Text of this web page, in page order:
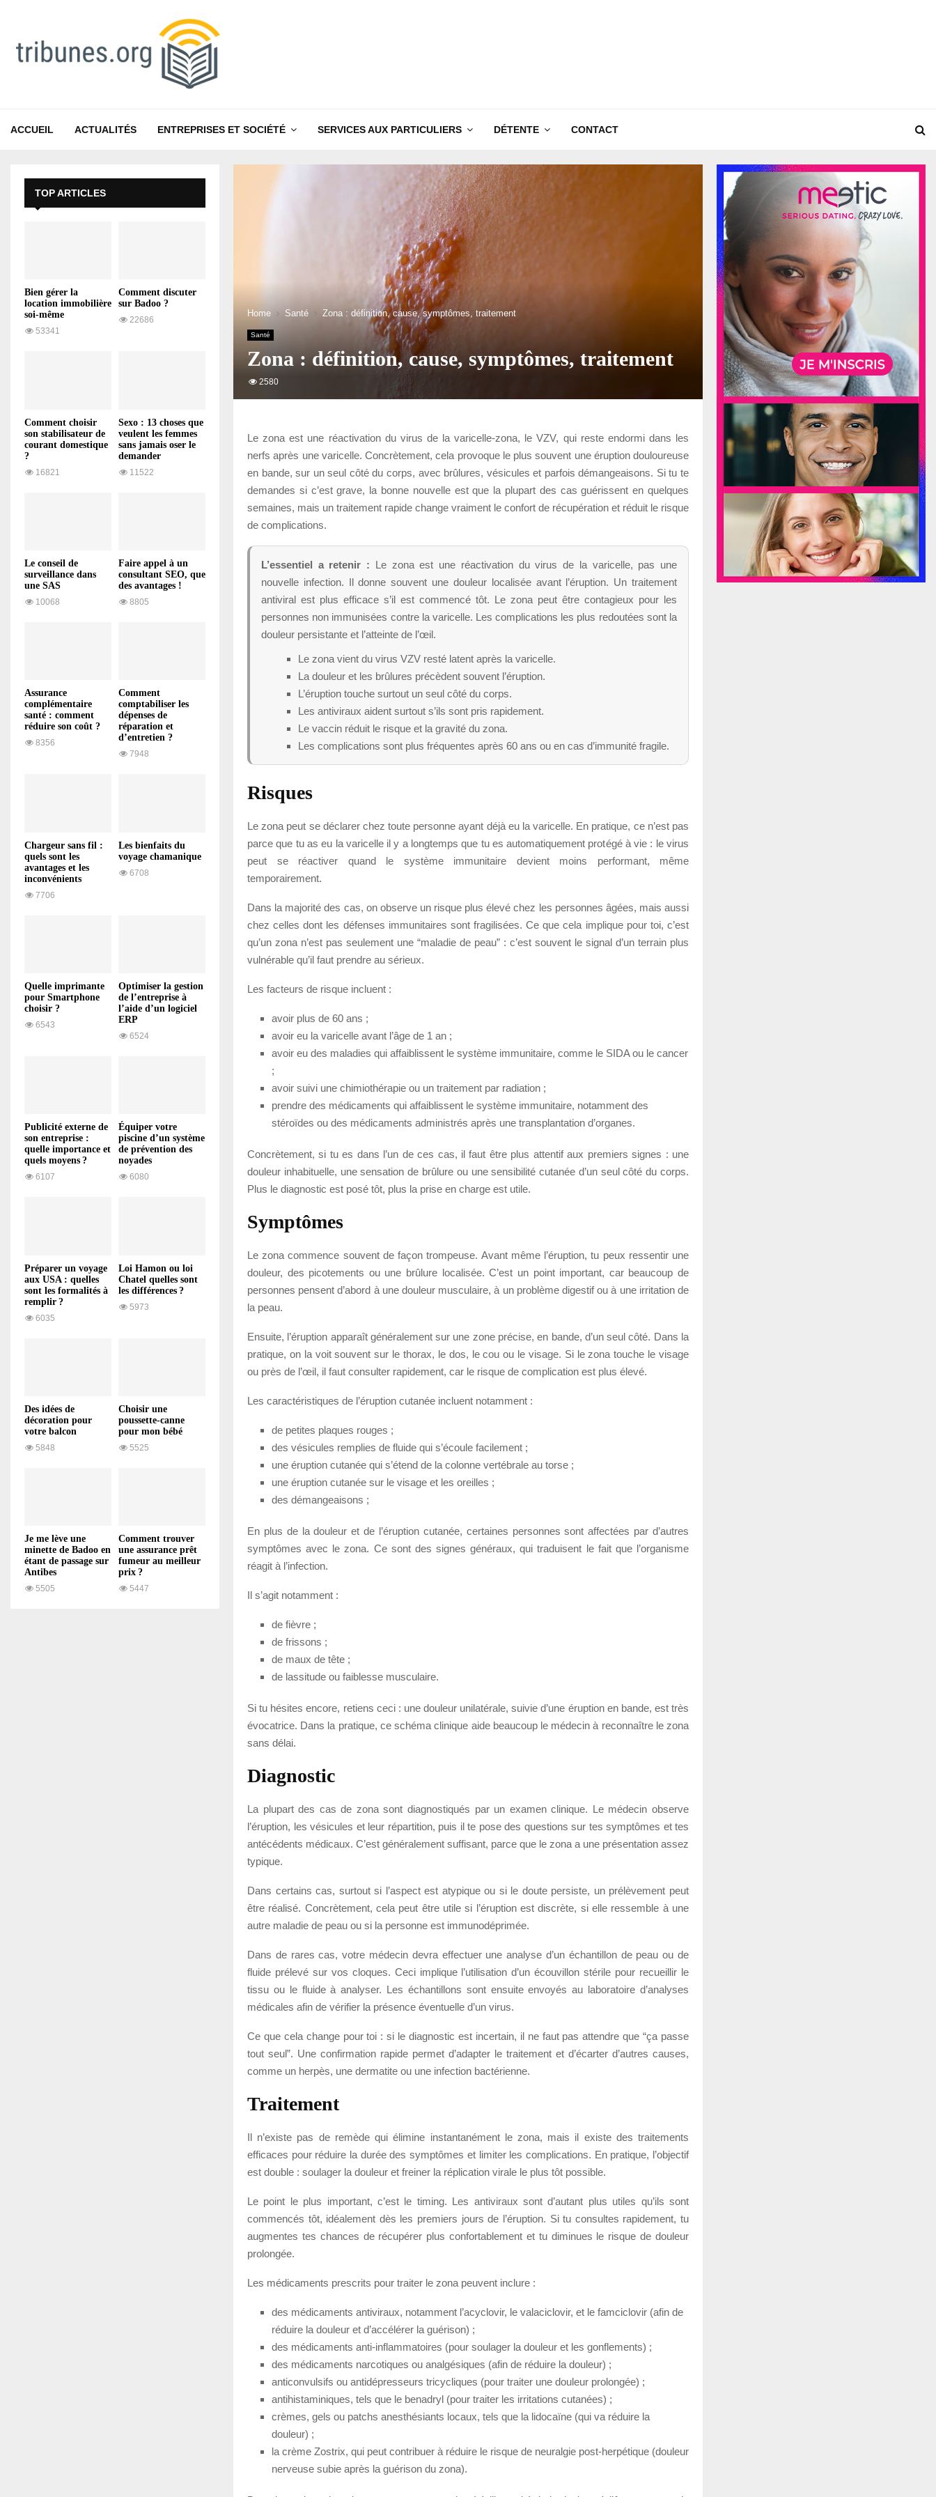
ACCUEIL ACTUALITÉS ENTREPRISES ET SOCIÉTÉ SERVICES AUX PARTICULIERS DÉTENTE CONTACT
Home Santé Zona : définition, cause, symptômes, traitement
Santé
Zona : définition, cause, symptômes, traitement
2580
Le zona est une réactivation du virus de la varicelle-zona, le VZV, qui reste endormi dans les
nerfs après une varicelle. Concrètement, cela provoque le plus souvent une éruption douloureuse
en bande, sur un seul côté du corps, avec brûlures, vésicules et parfois démangeaisons. Si tu te
demandes si c’est grave, la bonne nouvelle est que la plupart des cas guérissent en quelques
semaines, mais un traitement rapide change vraiment le confort de récupération et réduit le risque
de complications.
L’essentiel a retenir : Le zona est une réactivation du virus de la varicelle, pas une
nouvelle infection. Il donne souvent une douleur localisée avant l’éruption. Un traitement
antiviral est plus efficace s’il est commencé tôt. Le zona peut être contagieux pour les
personnes non immunisées contre la varicelle. Les complications les plus redoutées sont la
douleur persistante et l’atteinte de l’œil.
Le zona vient du virus VZV resté latent après la varicelle.
La douleur et les brûlures précèdent souvent l’éruption.
L’éruption touche surtout un seul côté du corps.
Les antiviraux aident surtout s’ils sont pris rapidement.
Le vaccin réduit le risque et la gravité du zona.
Les complications sont plus fréquentes après 60 ans ou en cas d’immunité fragile.
Risques
Le zona peut se déclarer chez toute personne ayant déjà eu la varicelle. En pratique, ce n’est pas
parce que tu as eu la varicelle il y a longtemps que tu es automatiquement protégé à vie : le virus
peut se réactiver quand le système immunitaire devient moins performant, même
temporairement.
Dans la majorité des cas, on observe un risque plus élevé chez les personnes âgées, mais aussi
chez celles dont les défenses immunitaires sont fragilisées. Ce que cela implique pour toi, c’est
qu’un zona n’est pas seulement une “maladie de peau” : c’est souvent le signal d’un terrain plus
vulnérable qu’il faut prendre au sérieux.
Les facteurs de risque incluent :
avoir plus de 60 ans ;
avoir eu la varicelle avant l’âge de 1 an ;
avoir eu des maladies qui affaiblissent le système immunitaire, comme le SIDA ou le cancer
;
avoir suivi une chimiothérapie ou un traitement par radiation ;
prendre des médicaments qui affaiblissent le système immunitaire, notamment des
stéroïdes ou des médicaments administrés après une transplantation d’organes.
Concrètement, si tu es dans l’un de ces cas, il faut être plus attentif aux premiers signes : une
douleur inhabituelle, une sensation de brûlure ou une sensibilité cutanée d’un seul côté du corps.
Plus le diagnostic est posé tôt, plus la prise en charge est utile.
Symptômes
Le zona commence souvent de façon trompeuse. Avant même l’éruption, tu peux ressentir une
douleur, des picotements ou une brûlure localisée. C’est un point important, car beaucoup de
personnes pensent d’abord à une douleur musculaire, à un problème digestif ou à une irritation de
la peau.
Ensuite, l’éruption apparaît généralement sur une zone précise, en bande, d’un seul côté. Dans la
pratique, on la voit souvent sur le thorax, le dos, le cou ou le visage. Si le zona touche le visage
ou près de l’œil, il faut consulter rapidement, car le risque de complication est plus élevé.
Les caractéristiques de l’éruption cutanée incluent notamment :
de petites plaques rouges ;
des vésicules remplies de fluide qui s’écoule facilement ;
une éruption cutanée qui s’étend de la colonne vertébrale au torse ;
une éruption cutanée sur le visage et les oreilles ;
des démangeaisons ;
En plus de la douleur et de l’éruption cutanée, certaines personnes sont affectées par d’autres
symptômes avec le zona. Ce sont des signes généraux, qui traduisent le fait que l’organisme
réagit à l’infection.
Il s’agit notamment :
de fièvre ;
de frissons ;
de maux de tête ;
de lassitude ou faiblesse musculaire.
Si tu hésites encore, retiens ceci : une douleur unilatérale, suivie d’une éruption en bande, est très
évocatrice. Dans la pratique, ce schéma clinique aide beaucoup le médecin à reconnaître le zona
sans délai.
Diagnostic
La plupart des cas de zona sont diagnostiqués par un examen clinique. Le médecin observe
l’éruption, les vésicules et leur répartition, puis il te pose des questions sur tes symptômes et tes
antécédents médicaux. C’est généralement suffisant, parce que le zona a une présentation assez
typique.
Dans certains cas, surtout si l’aspect est atypique ou si le doute persiste, un prélèvement peut
être réalisé. Concrètement, cela peut être utile si l’éruption est discrète, si elle ressemble à une
autre maladie de peau ou si la personne est immunodéprimée.
Dans de rares cas, votre médecin devra effectuer une analyse d’un échantillon de peau ou de
fluide prélevé sur vos cloques. Ceci implique l’utilisation d’un écouvillon stérile pour recueillir le
tissu ou le fluide à analyser. Les échantillons sont ensuite envoyés au laboratoire d’analyses
médicales afin de vérifier la présence éventuelle d’un virus.
Ce que cela change pour toi : si le diagnostic est incertain, il ne faut pas attendre que “ça passe
tout seul”. Une confirmation rapide permet d’adapter le traitement et d’écarter d’autres causes,
comme un herpès, une dermatite ou une infection bactérienne.
Traitement
Il n’existe pas de remède qui élimine instantanément le zona, mais il existe des traitements
efficaces pour réduire la durée des symptômes et limiter les complications. En pratique, l’objectif
est double : soulager la douleur et freiner la réplication virale le plus tôt possible.
Le point le plus important, c’est le timing. Les antiviraux sont d’autant plus utiles qu’ils sont
commencés tôt, idéalement dès les premiers jours de l’éruption. Si tu consultes rapidement, tu
augmentes tes chances de récupérer plus confortablement et tu diminues le risque de douleur
prolongée.
Les médicaments prescrits pour traiter le zona peuvent inclure :
des médicaments antiviraux, notamment l’acyclovir, le valaciclovir, et le famciclovir (afin de
réduire la douleur et d’accélérer la guérison) ;
des médicaments anti-inflammatoires (pour soulager la douleur et les gonflements) ;
des médicaments narcotiques ou analgésiques (afin de réduire la douleur) ;
anticonvulsifs ou antidépresseurs tricycliques (pour traiter une douleur prolongée) ;
antihistaminiques, tels que le benadryl (pour traiter les irritations cutanées) ;
crèmes, gels ou patchs anesthésiants locaux, tels que la lidocaïne (qui va réduire la
douleur) ;
la crème Zostrix, qui peut contribuer à réduire le risque de neuralgie post-herpétique (douleur
nerveuse subie après la guérison du zona).
TOP ARTICLES
Bien gérer la
location immobilière
soi-même
53341
Comment discuter
sur Badoo ?
22686
Comment choisir
son stabilisateur de
courant domestique
?
16821
Sexo : 13 choses que
veulent les femmes
sans jamais oser le
demander
11522
Le conseil de
surveillance dans
une SAS
10068
Faire appel à un
consultant SEO, que
des avantages !
8805
Assurance
complémentaire
santé : comment
réduire son coût ?
8356
Comment
comptabiliser les
dépenses de
réparation et
d’entretien ?
7948
Chargeur sans fil :
quels sont les
avantages et les
inconvénients
7706
Les bienfaits du
voyage chamanique
6708
Quelle imprimante
pour Smartphone
choisir ?
6543
Optimiser la gestion
de l’entreprise à
l’aide d’un logiciel
ERP
6524
Publicité externe de
son entreprise :
quelle importance et
quels moyens ?
6107
Équiper votre
piscine d’un système
de prévention des
noyades
6080
Préparer un voyage
aux USA : quelles
sont les formalités à
remplir ?
6035
Loi Hamon ou loi
Chatel quelles sont
les différences ?
5973
Des idées de
décoration pour
votre balcon
5848
Choisir une
poussette-canne
pour mon bébé
5525
Je me lève une
minette de Badoo en
étant de passage sur
Antibes
5505
Comment trouver
une assurance prêt
fumeur au meilleur
prix ?
5447